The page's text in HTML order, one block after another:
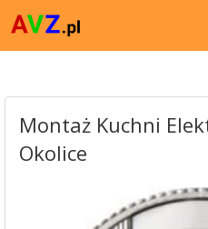
Montaż Kuchni
Okolice